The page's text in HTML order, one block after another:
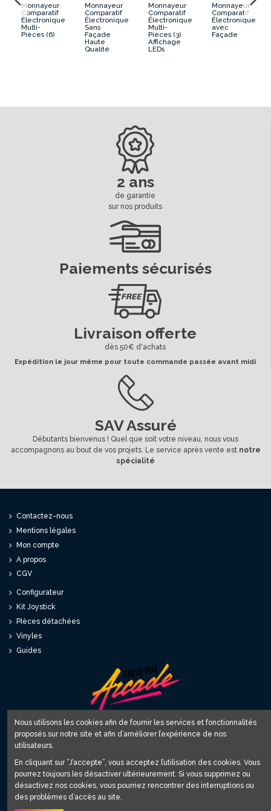
Monnayeur
Comparatif
Électronique
Multi-
Pièces (6)
Monnayeur
Comparatif
Électronique
Sans
Façade
Haute
Qualité
Monnayeur
Comparatif
Électronique
Multi-
Pièces (3)
Affichage
LEDs
Monnayeur
Comparatif
Électronique
avec
Façade
2 ans
de garantie
sur nos produits
Paiements sécurisés
Livraison offerte
dès 50€ d'achats
Expédition le jour même pour toute commande passée avant midi
SAV Assuré
Débutants bienvenus ! Quel que soit votre niveau, nous vous
accompagnons au bout de vos projets. Le service après vente est notre
spécialité
Contactez-nous
Mentions légales
Mon compte
A propos
CGV
Configurateur
Kit Joystick
PIèces détachées
Vinyles
Guides
Fabulous World SARL
12 avenue du Relai 81220 Saint Paul Cap de Joux
contact@fabulous-arcade.com
Inscrivez-vous à notre Newsletter
Nous utilisons les cookies afin de fournir les services et fonctionnalités
proposés sur notre site et afin d’améliorer l’expérience de nos
utilisateurs.
En cliquant sur ”J’accepte”, vous acceptez l’utilisation des cookies. Vous
pourrez toujours les désactiver ultérieurement. Si vous supprimez ou
désactivez nos cookies, vous pourriez rencontrer des interruptions ou
des problèmes d’accès au site.